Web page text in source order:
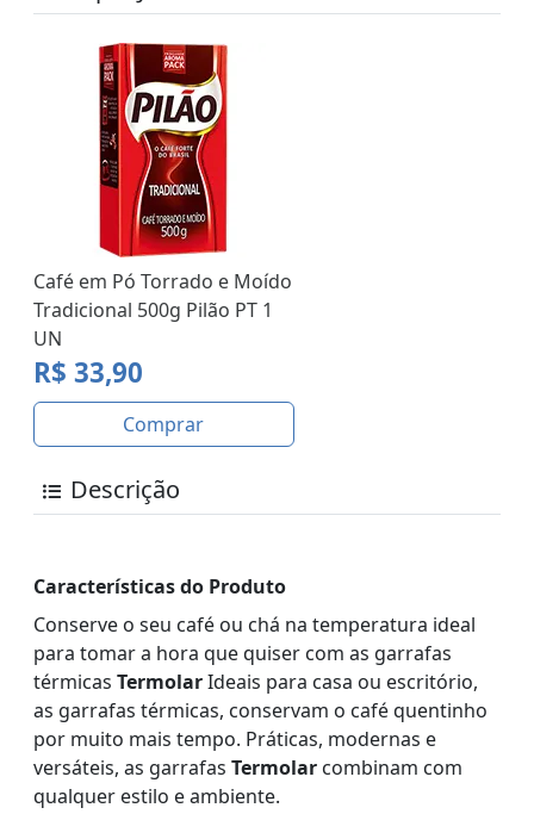
Café em Pó Torrado e Moído
Tradicional 500g Pilão PT 1
UN
R$ 33,90
Comprar
Descrição
Características do Produto
Conserve o seu café ou chá na temperatura ideal
para tomar a hora que quiser com as garrafas
térmicas TermolarIdeais para casa ou escritório,
as garrafas térmicas, conservam o café quentinho
por muito mais tempo. Práticas, modernas e
versáteis, as garrafas Termolar combinam com
qualquer estilo e ambiente.